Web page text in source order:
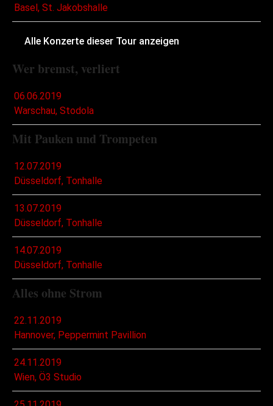
Basel, St. Jakobshalle
Alle Konzerte dieser Tour anzeigen
Wer bremst, verliert
06.06.2019
Warschau, Stodola
Mit Pauken und Trompeten
12.07.2019
Düsseldorf, Tonhalle
13.07.2019
Düsseldorf, Tonhalle
14.07.2019
Düsseldorf, Tonhalle
Alles ohne Strom
22.11.2019
Hannover, Peppermint Pavillion
24.11.2019
Wien, Ö3 Studio